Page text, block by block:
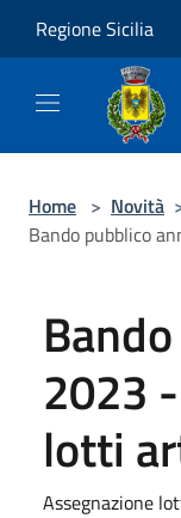
Regione Sicilia
Home > Novità
Bando pubblico
2023
lotti
Assegnazione